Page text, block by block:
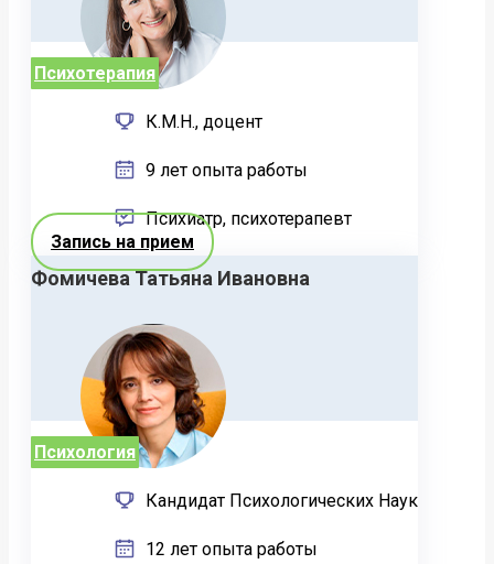
Психотерапия
К.М.Н., доцент
9 лет опыта работы
Психиатр, психотерапевт
Запись на прием
Фомичева Татьяна Ивановна
Психология
Кандидат Психологических Наук
12 лет опыта работы